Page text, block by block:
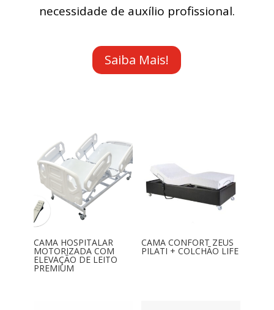
necessidade de auxílio profissional.
Saiba Mais!
CAMA HOSPITALAR
MOTORIZADA COM
ELEVAÇÃO DE LEITO
PREMIUM
CAMA CONFORT ZEUS
PILATI + COLCHÃO LIFE